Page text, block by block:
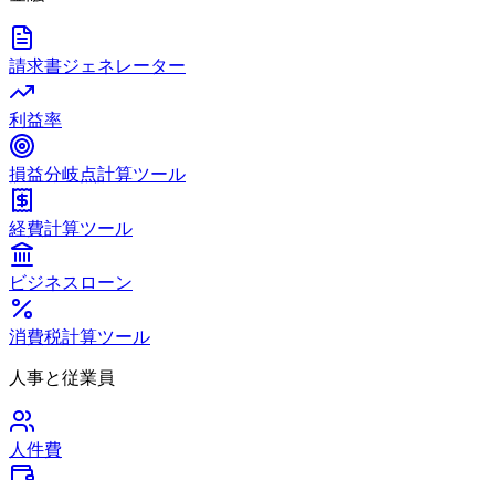
請求書ジェネレーター
利益率
損益分岐点計算ツール
経費計算ツール
ビジネスローン
消費税計算ツール
人事と従業員
人件費